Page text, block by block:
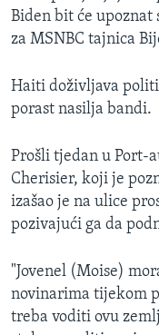
Biden bit će
za MSNBC tajnica
Haiti doživljava
porast nasilja bandi.
Prošli tjedan u Port-
Cherisier, koji je
izašao je na ulice
pozivajući ga da
"Jovenel (Moise)
novinarima tijekom
treba voditi ovu